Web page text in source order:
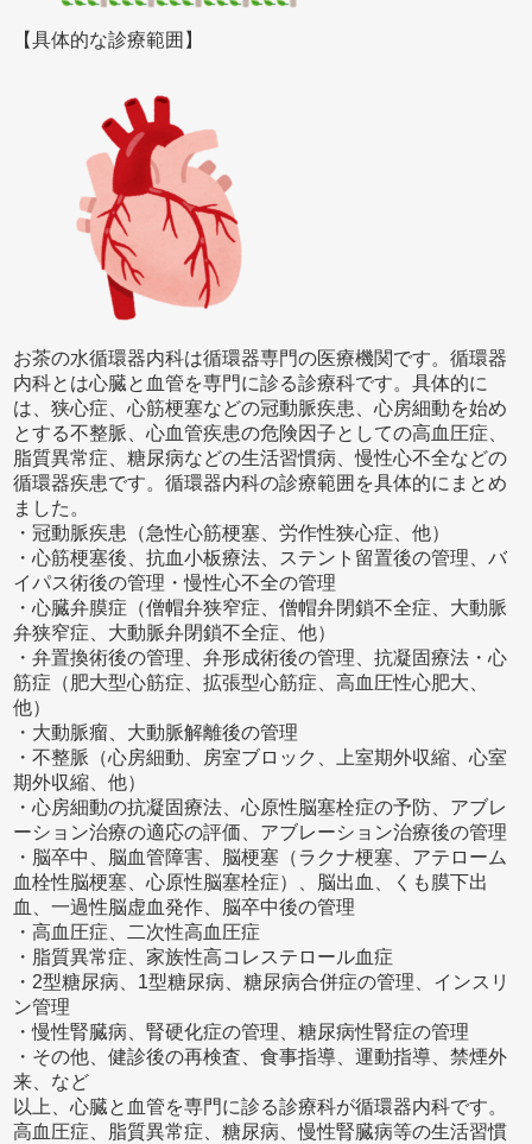
【具体的な診療範囲】
お茶の水循環器内科は循環器専門の医療機関です。循環器
内科とは心臓と血管を専門に診る診療科です。具体的に
は、狭心症、心筋梗塞などの冠動脈疾患、心房細動を始め
とする不整脈、心血管疾患の危険因子としての高血圧症、
脂質異常症、糖尿病などの生活習慣病、慢性心不全などの
循環器疾患です。循環器内科の診療範囲を具体的にまとめ
ました。
・冠動脈疾患（急性心筋梗塞、労作性狭心症、他）
・心筋梗塞後、抗血小板療法、ステント留置後の管理、バ
イパス術後の管理・慢性心不全の管理
・心臓弁膜症（僧帽弁狭窄症、僧帽弁閉鎖不全症、大動脈
弁狭窄症、大動脈弁閉鎖不全症、他）
・弁置換術後の管理、弁形成術後の管理、抗凝固療法・心
筋症（肥大型心筋症、拡張型心筋症、高血圧性心肥大、
他）
・大動脈瘤、大動脈解離後の管理
・不整脈（心房細動、房室ブロック、上室期外収縮、心室
期外収縮、他）
・心房細動の抗凝固療法、心原性脳塞栓症の予防、アブレ
ーション治療の適応の評価、アブレーション治療後の管理
・脳卒中、脳血管障害、脳梗塞（ラクナ梗塞、アテローム
血栓性脳梗塞、心原性脳塞栓症）、脳出血、くも膜下出
血、一過性脳虚血発作、脳卒中後の管理
・高血圧症、二次性高血圧症
・脂質異常症、家族性高コレステロール血症
・2型糖尿病、1型糖尿病、糖尿病合併症の管理、インスリ
ン管理
・慢性腎臓病、腎硬化症の管理、糖尿病性腎症の管理
・その他、健診後の再検査、食事指導、運動指導、禁煙外
来、など
以上、心臓と血管を専門に診る診療科が循環器内科です。
高血圧症、脂質異常症、糖尿病、慢性腎臓病等の生活習慣